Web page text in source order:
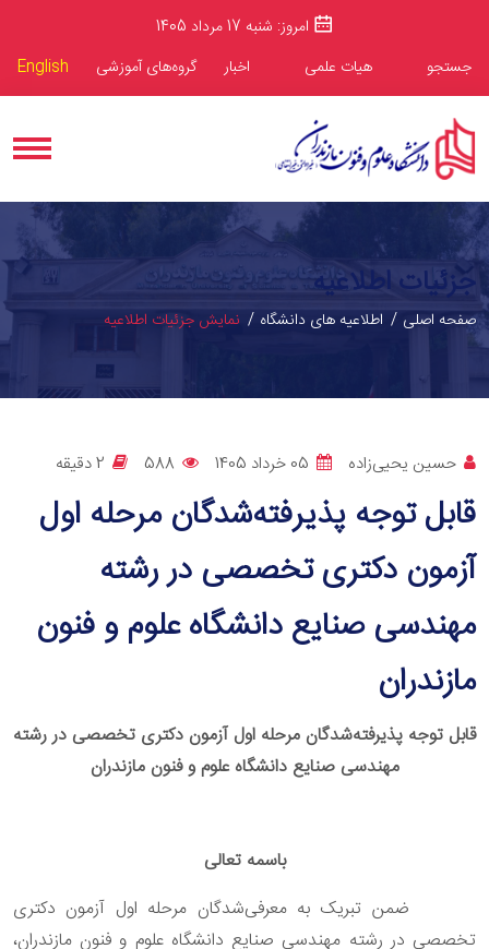
امروز: شنبه 17 مرداد 1405
جستجو
هیات علمی اخبار گروه‌های آموزشی English
جزئیات اطلاعیه
صفحه اصلی اطلاعیه های دانشگاه نمایش جزئیات اطلاعیه
حسین یحیی‌زاده 05 خرداد 1405 588 2 دقيقه
قابل توجه پذیرفته‌شدگان مرحله اول
آزمون دکتری تخصصی در رشته‌
مهندسی صنایع دانشگاه علوم و فنون
مازندران
قابل توجه پذیرفته‌شدگان مرحله اول آزمون دکتری تخصصی در رشته‌
مهندسی صنایع دانشگاه علوم و فنون مازندران
باسمه تعالی
ضمن تبریک به معرفی‌شدگان مرحله اول آزمون دکتری
تخصصی در رشته‌ مهندسی صنایع دانشگاه علوم و فنون مازندران،